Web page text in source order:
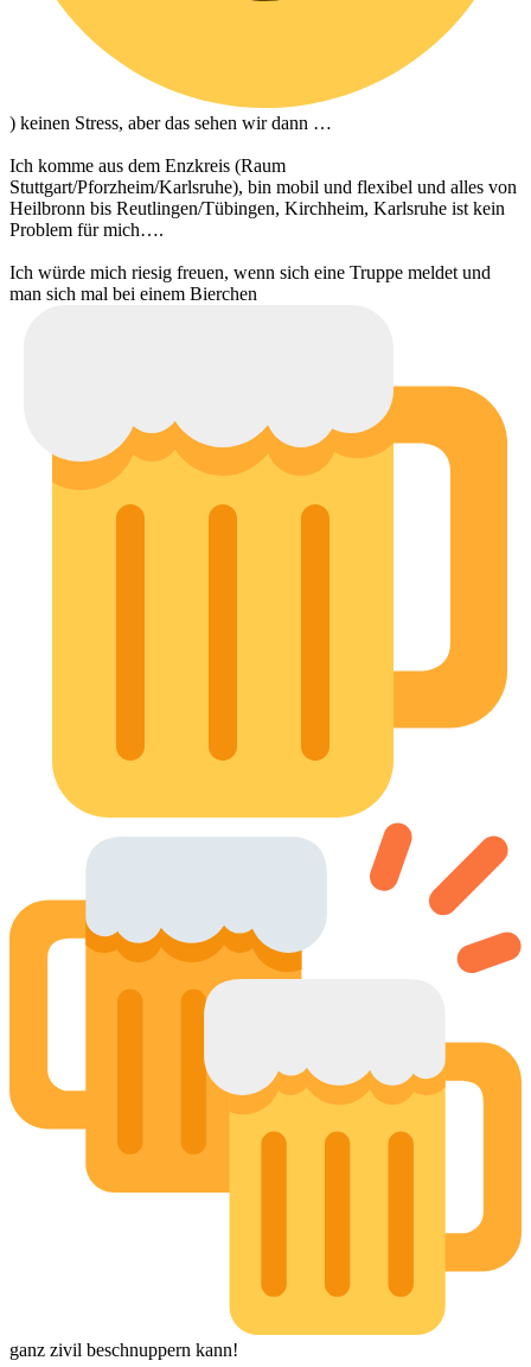
) keinen Stress, aber das sehen wir dann …
Ich komme aus dem Enzkreis (Raum
Stuttgart/Pforzheim/Karlsruhe), bin mobil und flexibel und alles von
Heilbronn bis Reutlingen/Tübingen, Kirchheim, Karlsruhe ist kein
Problem für mich….
Ich würde mich riesig freuen, wenn sich eine Truppe meldet und
man sich mal bei einem Bierchen
ganz zivil beschnuppern kann!